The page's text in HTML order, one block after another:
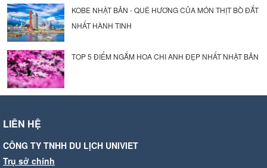
KOBE NHẬT BẢN - QUÊ HƯƠNG CỦA MÓN THỊT BÒ ĐẮT
NHẤT HÀNH TINH
TOP 5 ĐIỂM NGẮM HOA CHI ANH ĐẸP NHẤT NHẬT BẢN
LIÊN HỆ
CÔNG TY TNHH DU LỊCH UNIVIET
Trụ sở chính